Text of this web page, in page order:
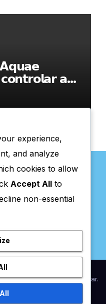
𝗔𝗾𝘂𝗮𝗲
𝗮
NewsupbyThemeansar.
experience,
and analyze
cookies to allow
Accept All to
non-essential